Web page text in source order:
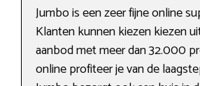
Jumbo is een zeer fijne online
Klanten kunnen kiezen kiezen
aanbod met meer dan 32.000
online profiteer je van de